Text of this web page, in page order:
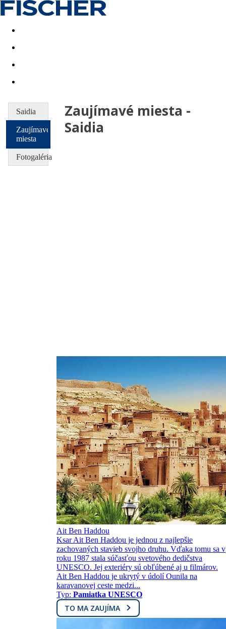
Last minute Dovolenkové kluby
Saidia
Zaujímavé
miesta
Fotogaléria
Zaujímavé miesta -
Saidia
Ait Ben Haddou
Ksar Ait Ben Haddou je jednou z najlepšie
zachovaných stavieb svojho druhu. Vďaka tomu sa v
roku 1987 stala súčasťou svetového dedičstva
UNESCO. Jej exteriéry sú obľúbené aj u filmárov.
Ait Ben Haddou je ukrytý v údolí Ounila na
karavanovej ceste medzi...
Typ: Pamiatka UNESCO
TO MA ZAUJÍMA